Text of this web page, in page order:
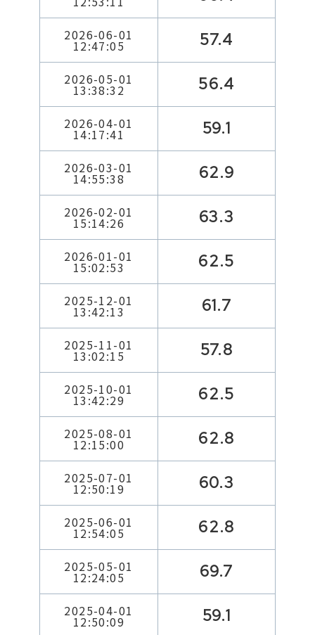
2026-06-01
12:47:05 57.4
2026-05-01
13:38:32 56.4
2026-04-01
14:17:41 59.1
2026-03-01
14:55:38 62.9
2026-02-01
15:14:26 63.3
2026-01-01
15:02:53 62.5
2025-12-01
13:42:13 61.7
2025-11-01
13:02:15 57.8
2025-10-01
13:42:29 62.5
2025-08-01
12:15:00 62.8
2025-07-01
12:50:19 60.3
2025-06-01
12:54:05 62.8
2025-05-01
12:24:05 69.7
2025-04-01
12:50:09 59.1